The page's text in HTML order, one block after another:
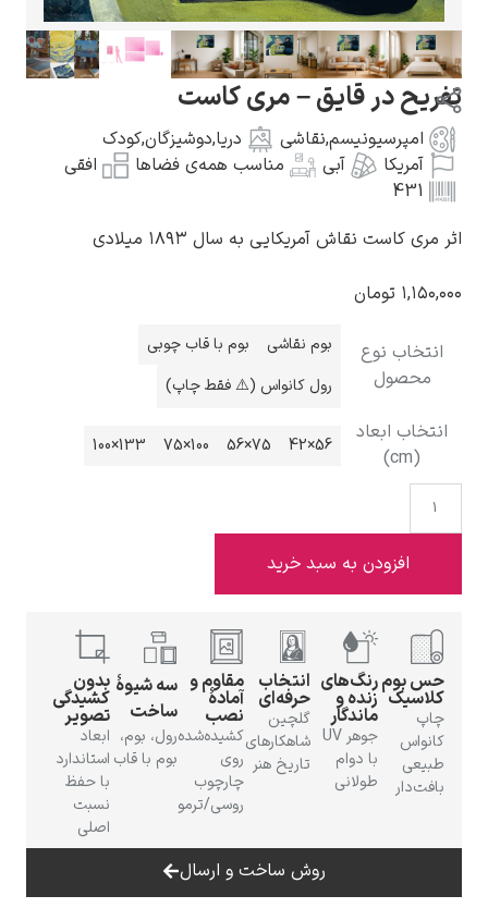
گوستاو کلیمت
ادوارد مونک
کامی پیسارو
ادوارد هاپر
ادگار دگا
قایق – مری کاست
,نقاشی دریا,دوشیزگان, کودک
آبی
مناسب همه‌ی فضاها افقی
آمریکایی به سال ۱۸۹۳ میلادی
بوم نقاشی
بوم با قاب چوبی
رول کانواس (⚠️ فقط چاپ)
100×75
133×100
به سبد خرید
رنگ‌های
زنده و
ماندگار
جوهر UV
با دوام
طولانی
انتخاب
حرفه‌ای
گلچین
شاهکارهای
تاریخ هنر
مقاوم و
آمادهٔ
نصب
کشیده‌شده
روی
چارچوب
سه شیوهٔ
ساخت
رول، بوم،
بوم با قاب
بدون
کشیدگی
تصویر
ابعاد
استاندارد
با حفظ
نسبت
روش ساخت و ارسال